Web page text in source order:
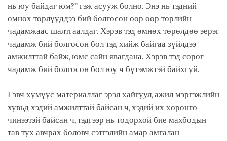
нь юу байдаг юм?” гэж асууж болно. Энэ нь тэдний
өмнөх төрлүүддээ бий болгосон өөр өөр төрлийн
чадамжаас шалтгаалдаг. Хэрэв тэд өмнөх төрөлдөө эерэг
чадамж бий болгосон бол тэд хийж байгаа зүйлдээ
амжилттай байж, юмс сайн явагдана. Хэрэв тэд сөрөг
чадамж бий болгосон бол юу ч бүтэмжтэй байхгүй.
Гэвч хүмүүс материаллаг эрэл хайгуул, ажил мэргэжлийн
хувьд хэдий амжилттай байсан ч, хэдий их хөрөнгө
чинээтэй байсан ч, тэдгээр нь тодорхой бие махбодын
тав тух авчрах боловч сэтгэлийн амар амгалан